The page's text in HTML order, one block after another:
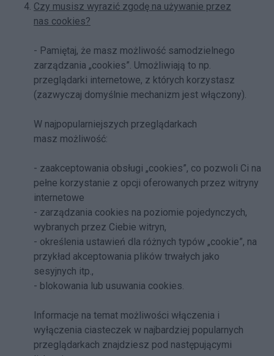
Czy musisz wyrazić zgodę na używanie przez
nas cookies?
- Pamiętaj, że masz możliwość samodzielnego
zarządzania „cookies”. Umożliwiają to np.
przeglądarki internetowe, z których korzystasz
(zazwyczaj domyślnie mechanizm jest włączony).
W najpopularniejszych przeglądarkach
masz możliwość:
- zaakceptowania obsługi „cookies”, co pozwoli Ci na
pełne korzystanie z opcji oferowanych przez witryny
internetowe
- zarządzania cookies na poziomie pojedynczych,
wybranych przez Ciebie witryn,
- określenia ustawień dla różnych typów „cookie”, na
przykład akceptowania plików trwałych jako
sesyjnych itp.,
- blokowania lub usuwania cookies.
Informacje na temat możliwości włączenia i
wyłączenia ciasteczek w najbardziej popularnych
przeglądarkach znajdziesz pod następującymi